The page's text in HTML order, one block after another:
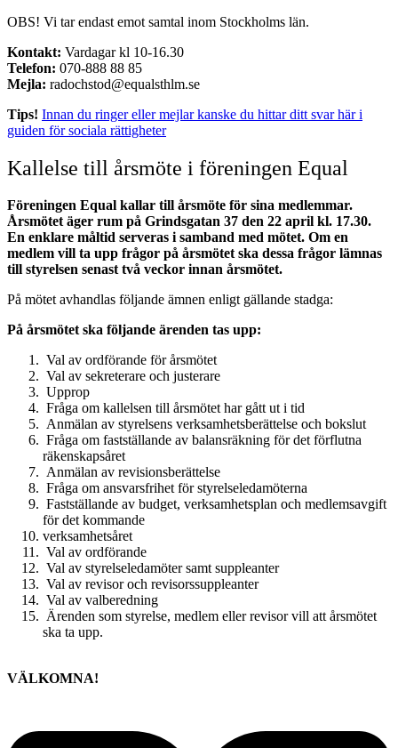
OBS! Vi tar endast emot samtal inom Stockholms län.
Kontakt: Vardagar kl 10-16.30
Telefon: 070-888 88 85
Mejla: radochstod@equalsthlm.se
Tips! Innan du ringer eller mejlar kanske du hittar ditt svar här i
guiden för sociala rättigheter
Kallelse till årsmöte i föreningen Equal
Föreningen Equal kallar till årsmöte för sina medlemmar.
Årsmötet äger rum på Grindsgatan 37 den 22 april kl. 17.30.
En enklare måltid serveras i samband med mötet. Om en
medlem vill ta upp frågor på årsmötet ska dessa frågor lämnas
till styrelsen senast två veckor innan årsmötet.
På mötet avhandlas följande ämnen enligt gällande stadga:
På årsmötet ska följande ärenden tas upp:
Val av ordförande för årsmötet
Val av sekreterare och justerare
Upprop
Fråga om kallelsen till årsmötet har gått ut i tid
Anmälan av styrelsens verksamhetsberättelse och bokslut
Fråga om fastställande av balansräkning för det förflutna
räkenskapsåret
Anmälan av revisionsberättelse
Fråga om ansvarsfrihet för styrelseledamöterna
Fastställande av budget, verksamhetsplan och medlemsavgift
för det kommande
verksamhetsåret
Val av ordförande
Val av styrelseledamöter samt suppleanter
Val av revisor och revisorssuppleanter
Val av valberedning
Ärenden som styrelse, medlem eller revisor vill att årsmötet
ska ta upp.
VÄLKOMNA!